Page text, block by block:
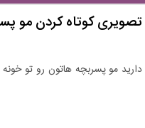
کوتاه کردن مو
مو پسربچه هاتون رو تو خونه